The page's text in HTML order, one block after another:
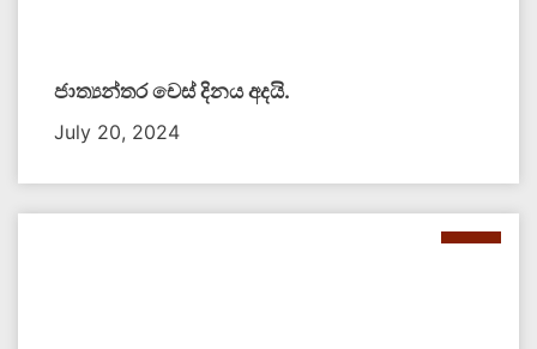
ජාත්‍යන්තර චෙස් දිනය අදයි.
July 20, 2024